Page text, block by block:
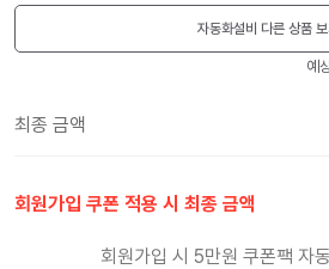
자동화설비 다른 상품 보
예
최종 금액
회원가입 쿠폰 적용 시 최종 금액
회원가입 시 5만원 쿠폰팩 자